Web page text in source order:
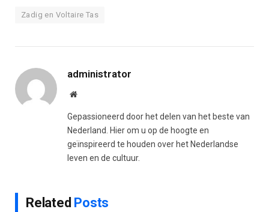
Zadig en Voltaire Tas
administrator
Website
Gepassioneerd door het delen van het beste van
Nederland. Hier om u op de hoogte en
geïnspireerd te houden over het Nederlandse
leven en de cultuur.
Related Posts